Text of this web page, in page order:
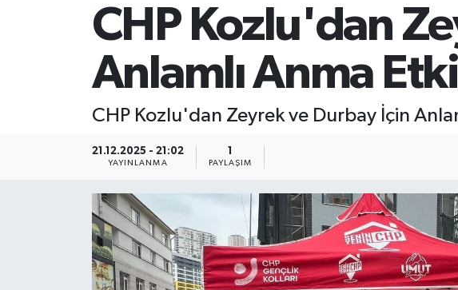
CHP Kozlu'dan
Anlamlı Anma
CHP Kozlu'dan Zeyrek ve Durbay İçin
21.12.2025 - 21:02
YAYINLANMA
1
PAYLAŞIM
Çaycuma
Gökçebey
Zonguldak Trafik Yoğunluk Haritası
Puan Durumu ve Fikstür
Tüm Manşetler
Son Dakika Haberleri
Haber Arşivi